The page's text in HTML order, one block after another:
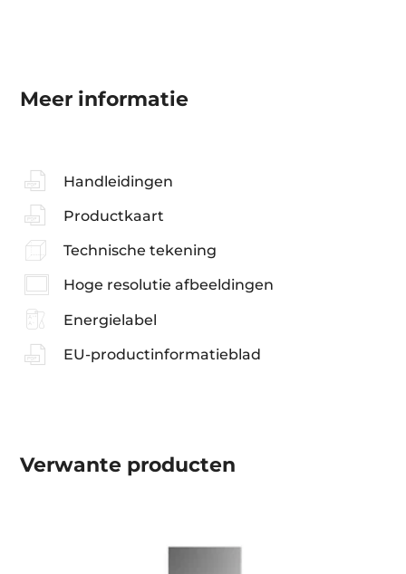
Meer informatie
Handleidingen
Productkaart
Technische tekening
Hoge resolutie afbeeldingen
Energielabel
EU-productinformatieblad
Verwante producten